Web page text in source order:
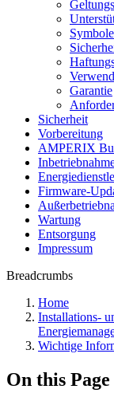
Symbole
Garantie
Sicherheit
Vorbereitung
AMPERIX
Firmware-
Wartung
Entsorgung
Impressum
Breadcrumbs
Home
Installations-
Wichtige
On this Page